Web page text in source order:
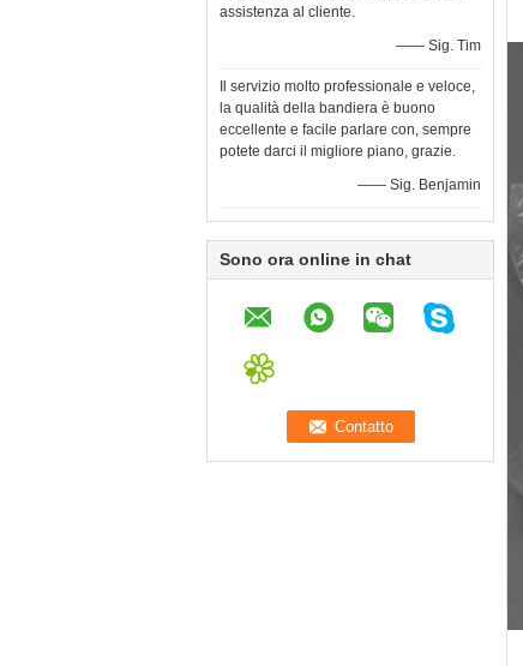
assistenza al cliente.
—— Sig. Tim
Il servizio molto professionale e veloce,
la qualità della bandiera è buono
eccellente e facile parlare con, sempre
potete darci il migliore piano, grazie.
—— Sig. Benjamin
Sono ora online in chat